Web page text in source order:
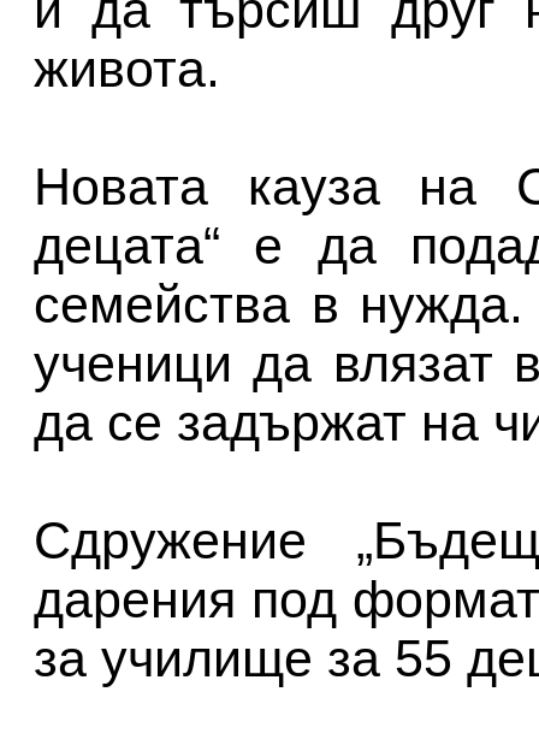
живота.
Новата кауза на
децата“ е да
семейства в
ученици да влязат
да се задържат на
Сдружение
дарения под
за училище за 55